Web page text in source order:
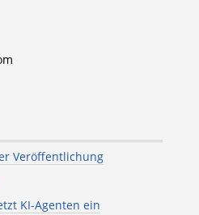
Veröffentlichung
KI-Agenten ein